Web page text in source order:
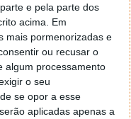
e pela parte dos
acima. Em
mais pormenorizadas e
ou recusar o
algum processamento
o seu
se opor a esse
aplicadas apenas a
por 370 sites que
de artigos
Por isso,
conteúdo
a resposta que